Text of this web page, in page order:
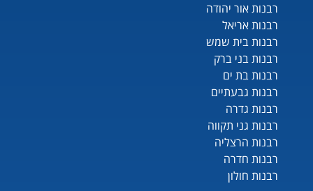
רבנות אור יהודה
רבנות אריאל
רבנות בית שמש
רבנות בני ברק
רבנות בת ים
רבנות גבעתיים
רבנות גדרה
רבנות גני תקווה
רבנות הרצליה
רבנות חדרה
רבנות חולון